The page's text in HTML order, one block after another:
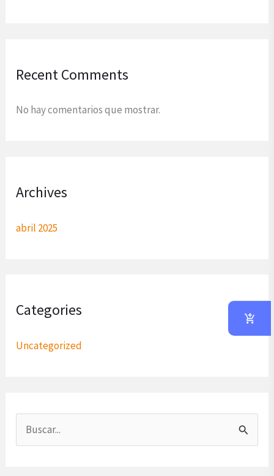
Recent Comments
No hay comentarios que mostrar.
Archives
abril 2025
Categories
Uncategorized